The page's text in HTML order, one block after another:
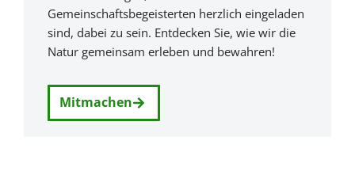
Gemeinschaftsbegeisterten herzlich eingeladen
sind, dabei zu sein. Entdecken Sie, wie wir die
Natur gemeinsam erleben und bewahren!
Mitmachen